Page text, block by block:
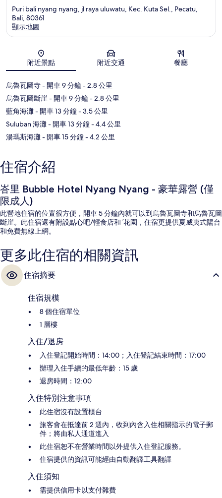
Puri bali nyang nyang, jl raya uluwatu, Kec. Kuta Sel., Pecatu,
Bali, 80361
顯示地圖
附近景點 附近交通 餐廳
烏魯瓦圖寺- 開車 9 分鐘- 2.8 公里
烏魯瓦圖斷崖 - 開車 9 分鐘- 2.8 公里
藍角海灘- 開車 13 分鐘- 3.5 公里
Suluban 海灘- 開車 13 分鐘- 4.4 公里
湯瑪斯海灘- 開車 15 分鐘- 4.2 公里
住宿介紹
峇里 Bubble Hotel Nyang Nyang - 豪華露營 (僅
限成人)
此營地住宿的位置很方便，開車 5 分鐘內就可以到烏魯瓦圖寺和烏魯瓦圖
斷崖。此住宿還有附設點心吧/輕食店和ˊ花園，住宿更提供夏威夷式陽台
和免費無線上網。
更多此住宿的相關資訊
住宿摘要
住宿規模
8 個住宿單位
1 層樓
入住/退房
入住登記開始時間：14:00；入住登記結束時間：17:00
辦理入住手續的最低年齡：15 歲
退房時間：12:00
入住特別注意事項
此住宿沒有設置櫃台
旅客會在抵達前 2 週內，收到內含入住相關指示的電子郵
件；將由私人通道進入
此住宿恕不在營業時間以外提供入住登記服務。
住宿提供的資訊可能經由自動翻譯工具翻譯
入住須知
需提供信用卡以支付雜費